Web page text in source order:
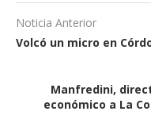
Noticia Anterior
Volcó un micro en
Manfredini,
económico a La